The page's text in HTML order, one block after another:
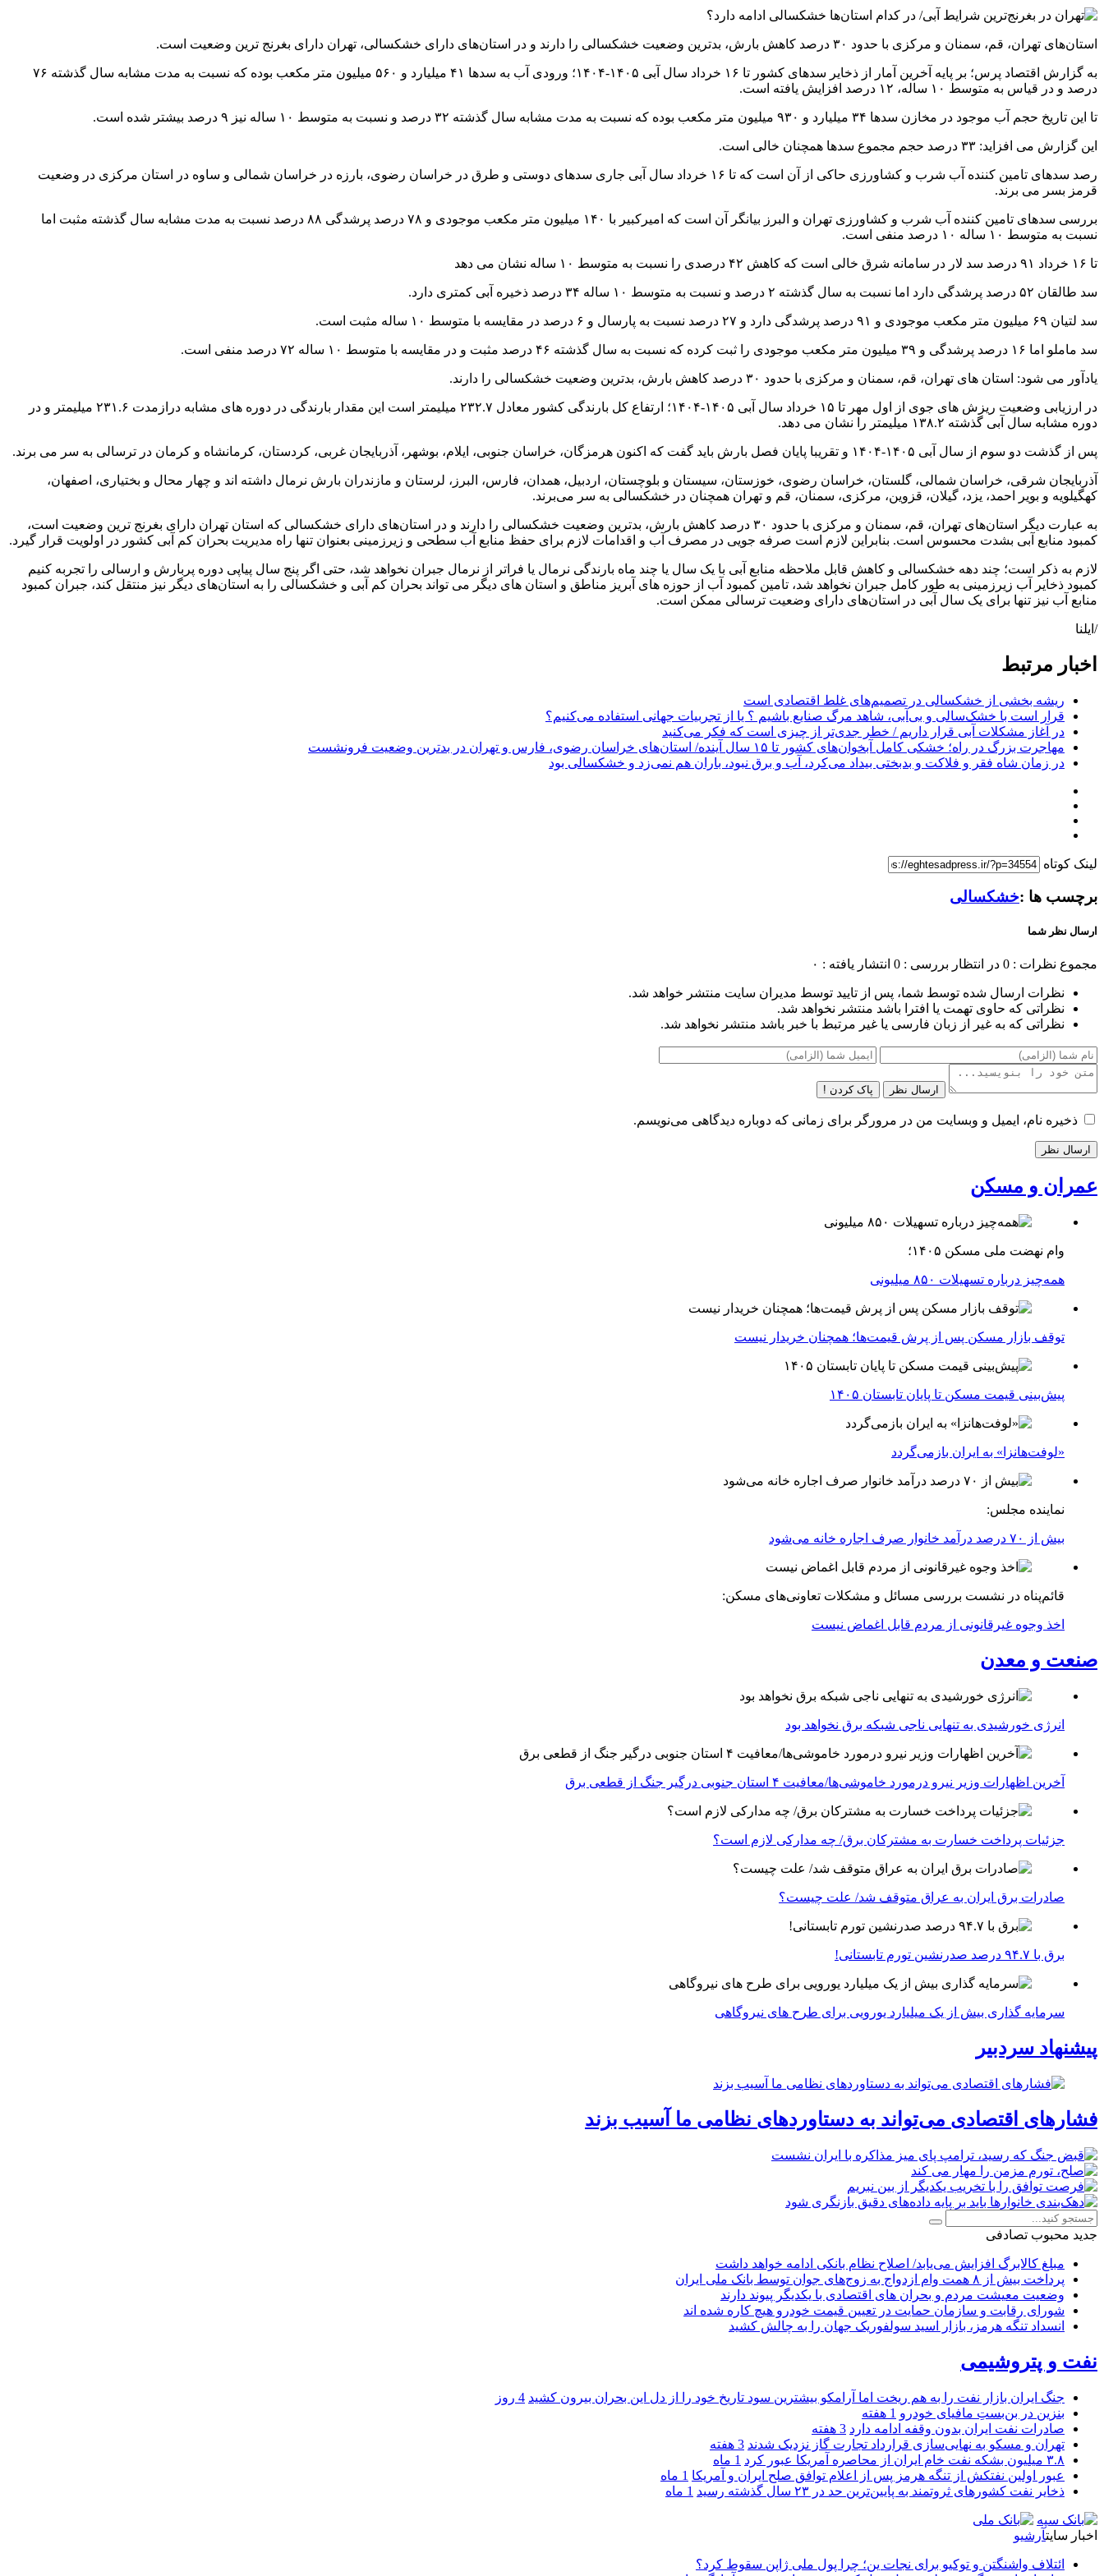
استان‌های تهران، قم، سمنان و مرکزی با حدود ۳۰ درصد کاهش بارش، بدترین وضعیت خشکسالی را دارند و در استان‌های دارای خشکسالی، تهران دارای بغرنج ترین وضعیت است.
به گزارش اقتصاد پرس؛ بر پایه آخرین آمار از ذخایر سدهای کشور تا ۱۶ خرداد سال آبی ۱۴۰۵-۱۴۰۴؛ ورودی آب به سدها ۴۱ میلیارد و ۵۶۰ میلیون متر مکعب بوده که نسبت به مدت مشابه سال گذشته ۷۶
درصد و در قیاس به متوسط ۱۰ ساله، ۱۲ درصد افزایش یافته است.
تا این تاریخ حجم آب موجود در مخازن سدها ۳۴ میلیارد و ۹۳۰ میلیون متر مکعب بوده که نسبت به مدت مشابه سال گذشته ۳۲ درصد و نسبت به متوسط ۱۰ ساله نیز ۹ درصد بیشتر شده است.
این گزارش می افزاید: ۳۳ درصد حجم مجموع سدها همچنان خالی است.
رصد سدهای تامین کننده آب شرب و کشاورزی حاکی از آن است که تا ۱۶ خرداد سال آبی جاری سدهای دوستی و طرق در خراسان رضوی، بارزه در خراسان شمالی و ساوه در استان مرکزی در وضعیت
قرمز بسر می برند.
بررسی سدهای تامین کننده آب شرب و کشاورزی تهران و البرز بیانگر آن است که امیرکبیر با ۱۴۰ میلیون متر مکعب موجودی و ۷۸ درصد پرشدگی ۸۸ درصد نسبت به مدت مشابه سال گذشته مثبت اما
نسبت به متوسط ۱۰ ساله ۱۰ درصد منفی است.
تا ۱۶ خرداد ۹۱ درصد سد لار در سامانه شرق خالی است که کاهش ۴۲ درصدی را نسبت به متوسط ۱۰ ساله نشان می دهد
سد طالقان ۵۲ درصد پرشدگی دارد اما نسبت به سال گذشته ۲ درصد و نسبت به متوسط ۱۰ ساله ۳۴ درصد ذخیره آبی کمتری دارد.
سد لتیان ۶۹ میلیون متر مکعب موجودی و ۹۱ درصد پرشدگی دارد و ۲۷ درصد نسبت به پارسال و ۶ درصد در مقایسه با متوسط ۱۰ ساله مثبت است.
سد ماملو اما ۱۶ درصد پرشدگی و ۳۹ میلیون متر مکعب موجودی را ثبت کرده که نسبت به سال گذشته ۴۶ درصد مثبت و در مقایسه با متوسط ۱۰ ساله ۷۲ درصد منفی است.
یادآور می شود: استان های تهران، قم، سمنان و مرکزی با حدود ۳۰ درصد کاهش بارش، بدترین وضعیت خشکسالی را دارند.
در ارزیابی وضعیت ریزش های جوی از اول مهر تا ۱۵ خرداد سال آبی ۱۴۰۵-۱۴۰۴؛ ارتفاع کل بارندگی کشور معادل ۲۳۲.۷ میلیمتر است این مقدار بارندگی در دوره های مشابه درازمدت ۲۳۱.۶ میلیمتر و در
دوره مشابه سال آبی گذشته ۱۳۸.۲ میلیمتر را نشان می دهد.
پس از گذشت دو سوم از سال آبی ۱۴۰۵-۱۴۰۴ و تقریبا پایان فصل بارش باید گفت که اکنون هرمزگان، خراسان جنوبی، ایلام، بوشهر، آذربایجان غربی، کردستان، کرمانشاه و کرمان در ترسالی به سر می برند.
آذربایجان شرقی، خراسان شمالی، گلستان، خراسان رضوی، خوزستان، سیستان و بلوچستان، اردبیل، همدان، فارس، البرز، لرستان و مازندران بارش نرمال داشته اند و چهار محال و بختیاری، اصفهان،
کهگیلویه و بویر احمد، یزد، گیلان، قزوین، مرکزی، سمنان، قم و تهران همچنان در خشکسالی به سر می‌برند.
به عبارت دیگر استان‌های تهران، قم، سمنان و مرکزی با حدود ۳۰ درصد کاهش بارش، بدترین وضعیت خشکسالی را دارند و در استان‌های دارای خشکسالی که استان تهران دارای بغرنج ترین وضعیت است،
کمبود منابع آبی بشدت محسوس است. بنابراین لازم است صرفه جویی در مصرف آب و اقدامات لازم برای حفظ منابع آب سطحی و زیرزمینی بعنوان تنها راه مدیریت بحران کم آبی کشور در اولویت قرار گیرد.
لازم به ذکر است؛ چند دهه خشکسالی و کاهش قابل ملاحظه منابع آبی با یک سال یا چند ماه بارندگی نرمال یا فراتر از نرمال جبران نخواهد شد، حتی اگر پنج سال پیاپی دوره پربارش و ارسالی را تجربه کنیم
کمبود ذخایر آب زیرزمینی به طور کامل جبران نخواهد شد، تامین کمبود آب از حوزه های آبریز مناطق و استان های دیگر می تواند بحران کم آبی و خشکسالی را به استان‌های دیگر نیز منتقل کند، جبران کمبود
منابع آب نیز تنها برای یک سال آبی در استان‌های دارای وضعیت ترسالی ممکن است.
/ایلنا
اخبار مرتبط
ریشه بخشی از خشکسالی در تصمیم‌های غلط اقتصادی است
قرار است با خشک‌سالی و بی‌آبی، شاهد مرگ صنایع باشیم ؟ یا از تجربیات جهانی استفاده می‌کنیم؟
در آغاز مشکلات آبی قرار داریم / خطر جدی‌تر از چیزی است که فکر می‌کنید
مهاجرت بزرگ در راه؛ خشکی کامل آبخوان‌های کشور تا ۱۵ سال آینده/ استان‌های خراسان رضوی، فارس و تهران در بدترین وضعیت فرونشست
در زمان شاه فقر و فلاکت و بدبختی بیداد می‌کرد، آب و برق نبود، باران هم نمی‌زد و خشکسالی بود
لینک کوتاه
برچسب ها :خشکسالی
ارسال نظر شما
مجموع نظرات : 0 در انتظار بررسی : 0 انتشار یافته : ۰
نظرات ارسال شده توسط شما، پس از تایید توسط مدیران سایت منتشر خواهد شد.
نظراتی که حاوی تهمت یا افترا باشد منتشر نخواهد شد.
نظراتی که به غیر از زبان فارسی یا غیر مرتبط با خبر باشد منتشر نخواهد شد.
ارسال نظر پاک کردن !
ذخیره نام، ایمیل و وبسایت من در مرورگر برای زمانی که دوباره دیدگاهی می‌نویسم.
عمران و مسکن
وام نهضت ملی مسکن ۱۴۰۵؛
همه‌چیز درباره تسهیلات ۸۵۰ میلیونی
توقف بازار مسکن پس از پرش قیمت‌ها؛ همچنان خریدار نیست
پیش‌بینی قیمت مسکن تا پایان تابستان ۱۴۰۵
«لوفت‌هانزا» به ایران بازمی‌گردد
نماینده مجلس:
بیش از ۷۰ درصد درآمد خانوار صرف اجاره خانه می‌شود
قائم‌پناه در نشست بررسی مسائل و مشکلات تعاونی‌های مسکن:
اخذ وجوه غیرقانونی از مردم قابل اغماض نیست
صنعت و معدن
انرژی خورشیدی به تنهایی ناجی شبکه برق نخواهد بود
آخرین اظهارات وزیر نیرو درمورد خاموشی‌ها/معافیت ۴ استان جنوبی درگیر جنگ از قطعی برق
جزئیات پرداخت خسارت به مشترکان برق/ چه مدارکی لازم است؟
صادرات برق ایران به عراق متوقف شد/ علت چیست؟
برق با ۹۴.۷ درصد صدرنشین تورم تابستانی!
سرمایه گذاری بیش از یک میلیارد یورویی برای طرح های نیروگاهی
پیشنهاد سردبیر
فشارهای اقتصادی می‌تواند به دستاوردهای نظامی ما آسیب بزند
جدید محبوب تصادفی
مبلغ کالابرگ افزایش می‌یابد/ اصلاح نظام بانکی ادامه خواهد داشت
پرداخت بیش از ۸ همت وام ازدواج به زوج‌های جوان توسط بانک ملی ایران
وضعیت معیشت مردم و بحران های اقتصادی با یکدیگر پیوند دارند
شورای رقابت و سازمان حمایت در تعیین قیمت خودرو هیچ کاره شده اند
انسداد تنگه هرمز، بازار اسید سولفوریک جهان را به چالش کشید
نفت و پتروشیمی
جنگ ایران بازار نفت را به هم ریخت اما آرامکو بیشترین سود تاریخ خود را از دل این بحران بیرون کشید 4 روز
بنزین در بن‌بستِ مافیای خودرو 1 هفته
صادرات نفت ایران بدون وقفه ادامه دارد 3 هفته
تهران و مسکو به نهایی‌سازی قرارداد تجارت گاز نزدیک شدند 3 هفته
۳.۸ میلیون بشکه نفت خام ایران از محاصره آمریکا عبور کرد
1 ماه
عبور اولین نفتکش از تنگه هرمز پس از اعلام توافق صلح ایران و آمریکا 1 ماه
ذخایر نفت کشورهای ثروتمند به پایین‌ترین حد در ۲۳ سال گذشته رسید
1 ماه
اخبار سایتآرشیو
ائتلاف واشنگتن و توکیو برای نجات ین؛ چرا پول ملی ژاپن سقوط کرد؟